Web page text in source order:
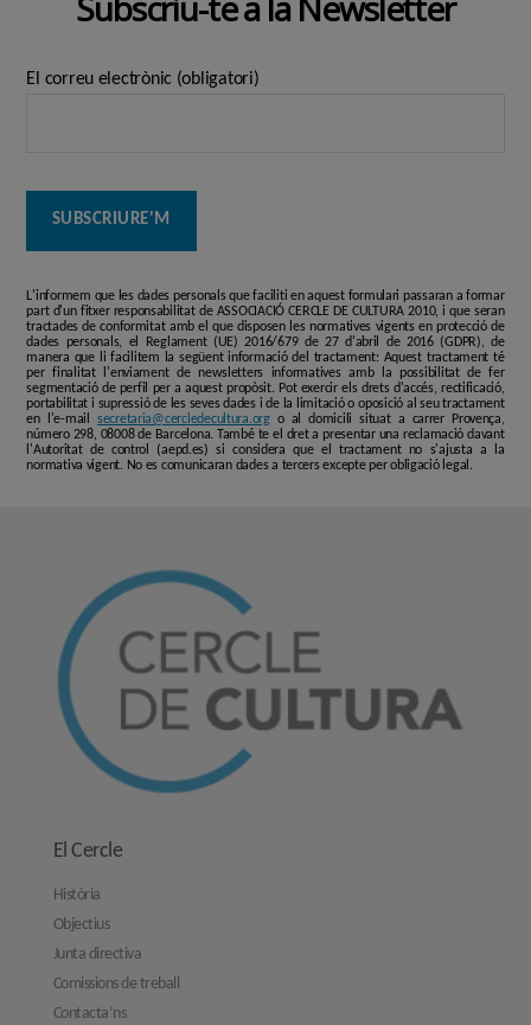
El correu electrònic (obligatori)
L'informem que les dades personals que faciliti en aquest formulari passaran a formar
part d'un fitxer responsabilitat de ASSOCIACIÓ CERCLE DE CULTURA 2010, i que seran
tractades de conformitat amb el que disposen les normatives vigents en protecció de
dades personals, el Reglament (UE) 2016/679 de 27 d'abril de 2016 (GDPR), de
manera que li facilitem la següent informació del tractament: Aquest tractament té
per finalitat l'enviament de newsletters informatives amb la possibilitat de fer
segmentació de perfil per a aquest propòsit. Pot exercir els drets d'accés, rectificació,
portabilitat i supressió de les seves dades i de la limitació o oposició al seu tractament
en l'e-mail secretaria@cercledecultura.orgo al domicili situat a carrer Provença,
número 298, 08008 de Barcelona. També te el dret a presentar una reclamació davant
l'Autoritat de control (aepd.es) si considera que el tractament no s'ajusta a la
normativa vigent. No es comunicaran dades a tercers excepte per obligació legal.
El Cercle
Història
Objectius
Junta directiva
Comissions de treball
Contacta’ns